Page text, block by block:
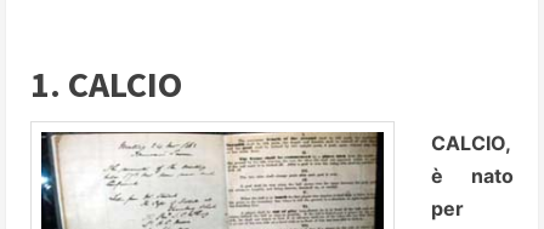
1. CALCIO
CALCIO,
è nato
per